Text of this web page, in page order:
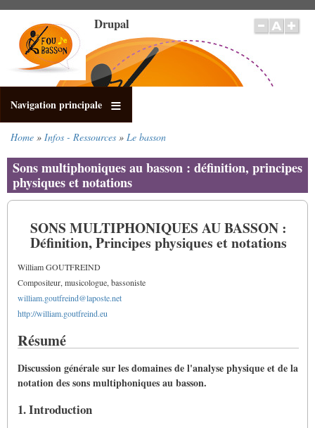
main
content
Drupal
Navigation principale
Home Infos - Ressources Le basson
Sons multiphoniques au basson : définition, principes
physiques et notations
SONS MULTIPHONIQUES AU BASSON :
Définition, Principes physiques et notations
William GOUTFREIND
Compositeur, musicologue, bassoniste
william.goutfreind@laposte.net
http://william.goutfreind.eu
Résumé
Discussion générale sur les domaines de l'analyse physique et de la
notation des sons multiphoniques au basson.
1. Introduction